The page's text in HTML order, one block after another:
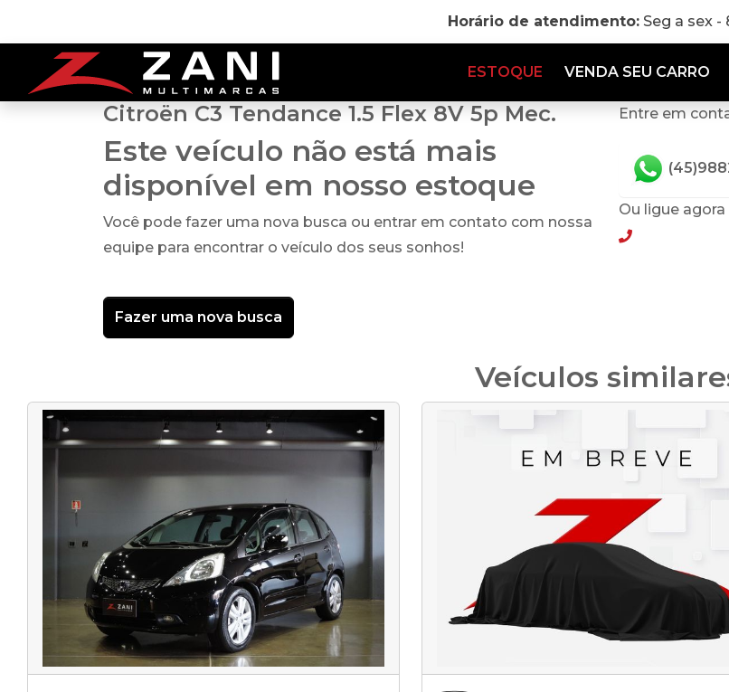
Horário de atendimento: Seg a sex
ESTOQUE VENDA SEU CARRO
Citroën C3 Tendance 1.5 Flex 8V 5p Mec.
Este veículo não está mais
disponível em nosso estoque
Você pode fazer uma nova busca ou entrar em contato com nossa
equipe para encontrar o veículo dos seus sonhos!
Fazer uma nova busca
Entre em
Ou ligue agora
Veículos